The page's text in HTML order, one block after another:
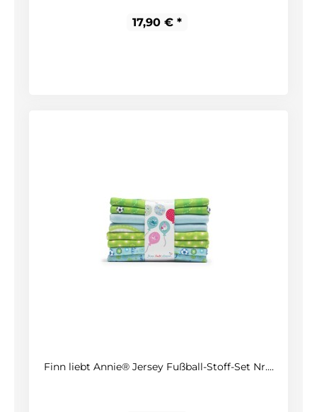
17,90 € *
Finn liebt Annie® Jersey Fußball-Stoff-Set Nr....